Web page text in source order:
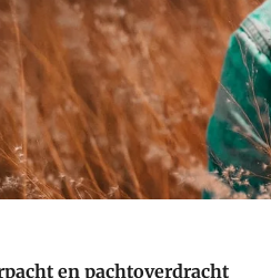
en pachtoverdracht